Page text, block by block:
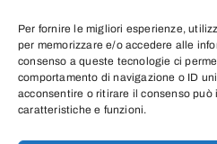
Per fornire le migliori esperienze,
per memorizzare e/o accedere alle
consenso a queste tecnologie ci
comportamento di navigazione o ID
acconsentire o ritirare il consenso
caratteristiche e funzioni.
Chiunque rivendicasse il copyright di
presente o intendesse segnalare
diritti d’autore, è pregato di